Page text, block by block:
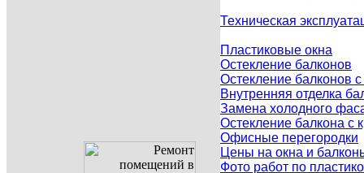
Техническая
Пластиковые окна
Остекление балконов
Остекление балконов
Внутренняя отделка
Замена холодного
Остекление балкона с
Офисные перегородки
Цены на окна и
Фото работ по